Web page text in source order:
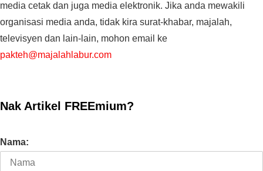
media cetak dan juga media elektronik. Jika anda mewakili
organisasi media anda, tidak kira surat-khabar, majalah,
televisyen dan lain-lain, mohon email ke
pakteh@majalahlabur.com
Nak Artikel FREEmium?
Nama: